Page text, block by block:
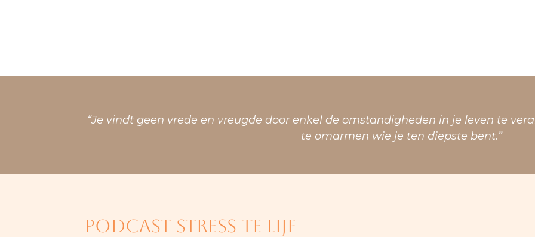
“Je vindt geen vrede en vreugde door enkel de omstandigheden in je leven te
te omarmen wie je ten diepste bent.”
Podcast stress te lijf